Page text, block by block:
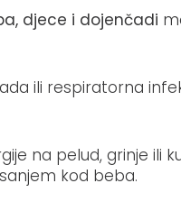
djece i dojenčadi
ili respiratorna
na pelud, grinje ili
kod beba.